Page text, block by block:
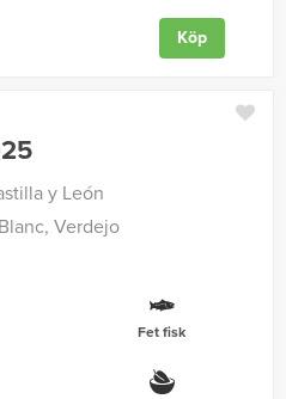
Köp
y León
Verdejo
Fet fisk